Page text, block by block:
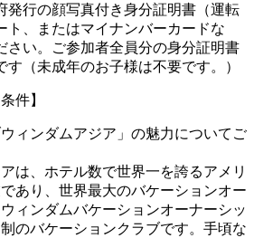
発行の顔写真付き身分証明書（運転
ト、またはマイナンバーカードな
さい。ご参加者全員分の身分証明書
す（未成年のお子様は不要です。）
件】
ィンダムアジア」の魅力についてご
は、ホテル数で世界一を誇るアメリ
あり、世界最大のバケーションオー
ィンダムバケーションオーナーシッ
のバケーションクラブです。手頃な